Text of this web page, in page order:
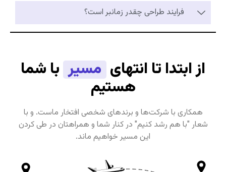
فرایند طراحی چقدر زمانبر است؟
از ابتدا تا انتهای مسیر با شما
هستیم
همکاری با شرکت‌ها و برندهای شخصی افتخار ماست. و با
شعار "با هم رشد کنیم" در کنار شما و همراهتان در طی کردن
این مسیر خواهیم ماند.